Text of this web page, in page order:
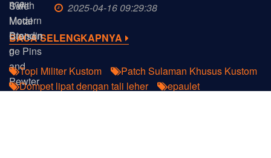
2025-04-16 09:29:38
BACA SELENGKAPNYA
Topi Militer Kustom
Patch Sulaman Khusus Kustom
Dompet lipat dengan tali leher
epaulet